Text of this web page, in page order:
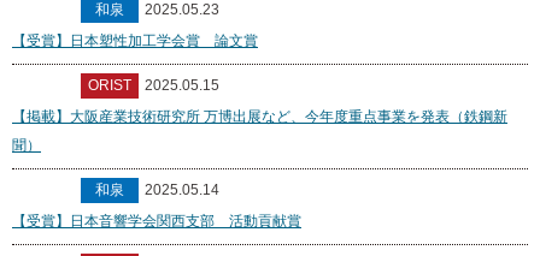
和泉
2025.05.23
【受賞】日本塑性加工学会賞 論文賞
ORIST
2025.05.15
【掲載】大阪産業技術研究所 万博出展など、今年度重点事業を発表（鉄鋼新
聞）
和泉
2025.05.14
【受賞】日本音響学会関西支部 活動貢献賞